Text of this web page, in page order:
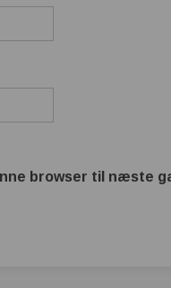
browser til næste